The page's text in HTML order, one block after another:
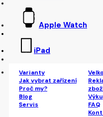
Apple Watch
iPad
Varianty
Jak vybrat zařízení
Proč my?
Blog
Servis
FAQ